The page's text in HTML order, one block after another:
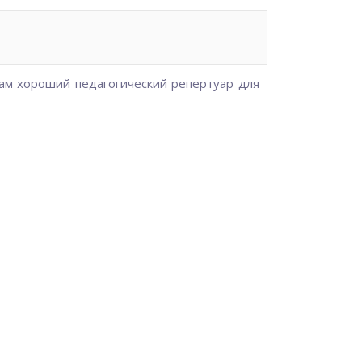
хороший педагогический репертуар для